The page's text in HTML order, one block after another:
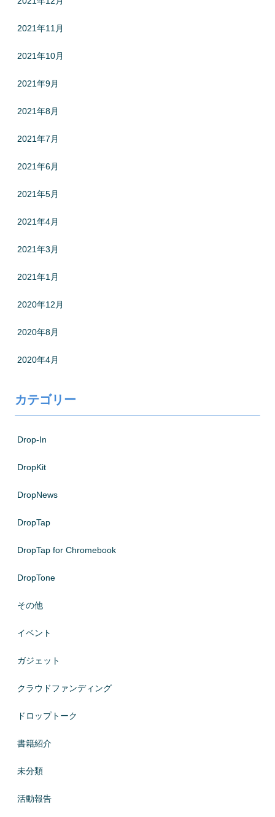
2021年11月
2021年10月
2021年9月
2021年8月
2021年7月
2021年6月
2021年5月
2021年4月
2021年3月
2021年1月
2020年12月
2020年8月
2020年4月
カテゴリー
Drop-In
DropKit
DropNews
DropTap
DropTap for Chromebook
DropTone
その他
イベント
ガジェット
クラウドファンディング
ドロップトーク
書籍紹介
未分類
活動報告